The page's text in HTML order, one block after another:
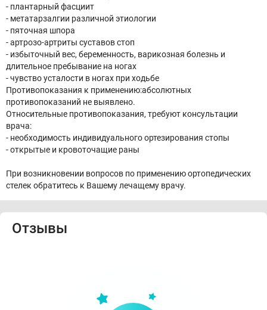
- плантарный фасциит
- метатарзалгии различной этиологии
- пяточная шпора
- артрозо-артриты суставов стоп
- избыточный вес, беременность, варикозная болезнь и
длительное пребывание на ногах
- чувство усталости в ногах при ходьбе
Противопоказания к применению:абсолютных
противопоказаний не выявлено.
Относительные противопоказания, требуют консультации
врача:
- необходимость индивидуального ортезирования стопы
- открытые и кровоточащие раны
При возникновении вопросов по применению ортопедических
стелек обратитесь к Вашему лечащему врачу.
Отзывы